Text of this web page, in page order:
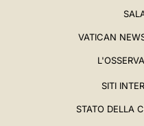
VATICAN
SITI
STATO DELLA